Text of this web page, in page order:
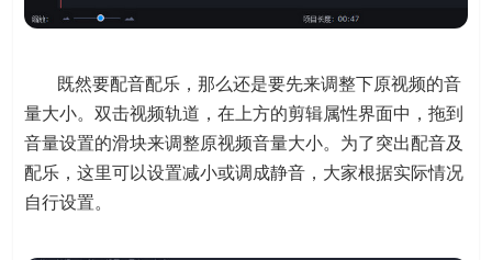
既然要配音配乐，那么还是要先来调整下原视频的音
量大小。双击视频轨道，在上方的剪辑属性界面中，拖到
音量设置的滑块来调整原视频音量大小。为了突出配音及
配乐，这里可以设置减小或调成静音，大家根据实际情况
自行设置。